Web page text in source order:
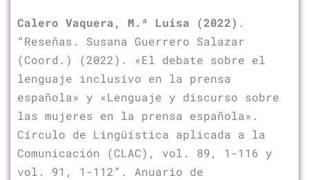
Calero Vaquera, M.ª Luisa (2022) .
“Reseñas. Susana Guerrero Salazar
(Coord.) (2022). «El debate sobre el
lenguaje inclusivo en la prensa
española» y «Lenguaje y discurso sobre
las mujeres en la prensa española».
Círculo de Lingüística aplicada a la
Comunicación (CLAC), vol. 89, 1-116 y
vol. 91, 1-112”. Anuario de